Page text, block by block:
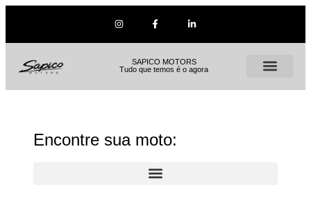
SAPICO MOTORS
Tudo que temos é o agora
Encontre sua moto: